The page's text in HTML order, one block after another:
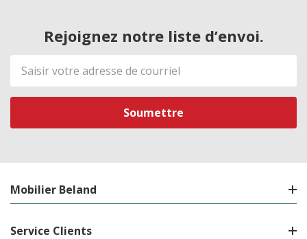
Rejoignez notre liste d’envoi.
Adresse
de
courriel
Mobilier Beland
Service Clients